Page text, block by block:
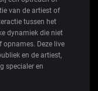
van de artiest of
tussen het
dynamiek die niet
opnames. Deze live
en de artiest,
specialer en